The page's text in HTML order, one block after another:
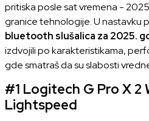
pritiska posle sat vremena -
granice tehnologije. U nastavku
bluetooth slušalica za 2025.
izdvojili po karakteristikama,
gde smatraš da su slabosti
#1 Logitech G Pro X 2
Lightspeed